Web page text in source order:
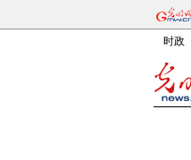
时政